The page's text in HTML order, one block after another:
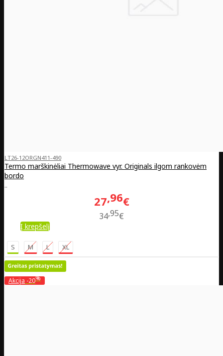
LT26-12ORGN411-490
Termo marškinėliai Thermowave vyr. Originals ilgom rankovėm
bordo
..
27 96€
3495€
Į krepšelį
S M L XL
Akcija -20%